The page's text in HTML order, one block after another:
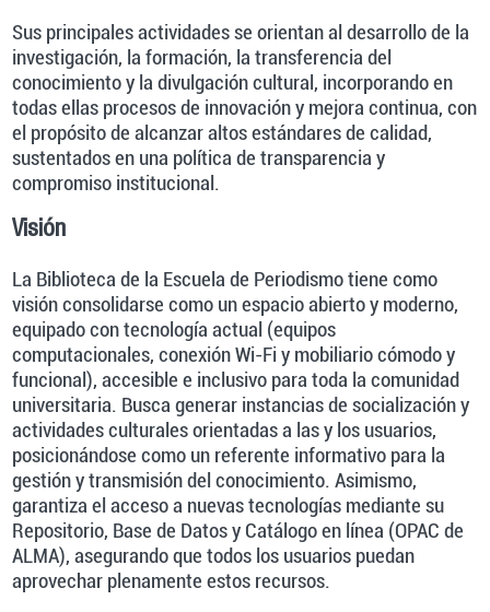
Sus principales actividades se orientan al desarrollo de la
investigación, la formación, la transferencia del
conocimiento y la divulgación cultural, incorporando en
todas ellas procesos de innovación y mejora continua, con
el propósito de alcanzar altos estándares de calidad,
sustentados en una política de transparencia y
compromiso institucional.
Visión
La Biblioteca de la Escuela de Periodismo tiene como
visión consolidarse como un espacio abierto y moderno,
equipado con tecnología actual (equipos
computacionales, conexión Wi-Fi y mobiliario cómodo y
funcional), accesible e inclusivo para toda la comunidad
universitaria. Busca generar instancias de socialización y
actividades culturales orientadas a las y los usuarios,
posicionándose como un referente informativo para la
gestión y transmisión del conocimiento. Asimismo,
garantiza el acceso a nuevas tecnologías mediante su
Repositorio, Base de Datos y Catálogo en línea (OPAC de
ALMA), asegurando que todos los usuarios puedan
aprovechar plenamente estos recursos.